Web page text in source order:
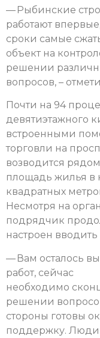
— Рыбинские
работают
сроки самые
объект на
решении
вопросов, –
Почти на 94
девятиэтажного
встроенными
торговли на
возводится
площадь жилья в
квадратных
Несмотря на
подрядчик
настроен
— Вам осталось
работ, сейчас
необходимо
решении
стороны готовы
поддержку. Люди